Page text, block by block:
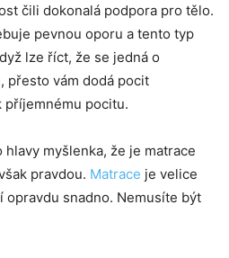
čili dokonalá podpora pro tělo.
pevnou oporu a tento typ
lze říct, že se jedná o
přesto vám dodá pocit
příjemnému pocitu.
myšlenka, že je matrace
pravdou. Matrace je velice
opravdu snadno. Nemusíte být